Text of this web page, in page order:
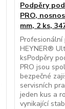
Podpěry
PRO,
mm, 2 ks,
HEYNER®
ksPodpěry
PRO jsou
bezpečné
servisních
jeden kus a
vynikající